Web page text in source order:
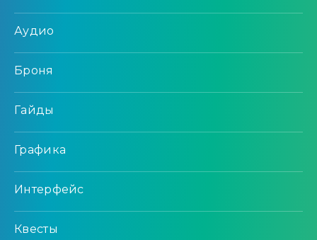
Аудио
Броня
Гайды
Графика
Интерфейс
Квесты